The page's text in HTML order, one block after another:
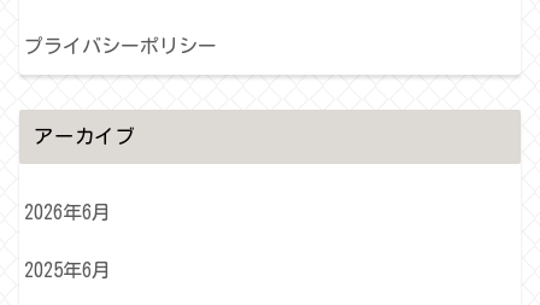
プライバシーポリシー
アーカイブ
2026年6月
2025年6月